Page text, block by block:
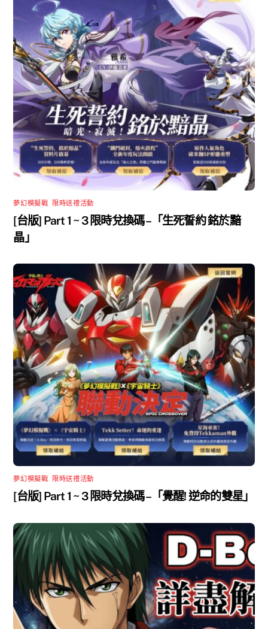
夢幻模擬戰 限時送禮活動
[台版] Part 1 ~ 3 限時兌換碼 –「生死誓約 銘於黯
晶」
夢幻模擬戰 限時送禮活動
[台版] Part 1 ~ 3 限時兌換碼 –「覺醒! 逆命的雙星」